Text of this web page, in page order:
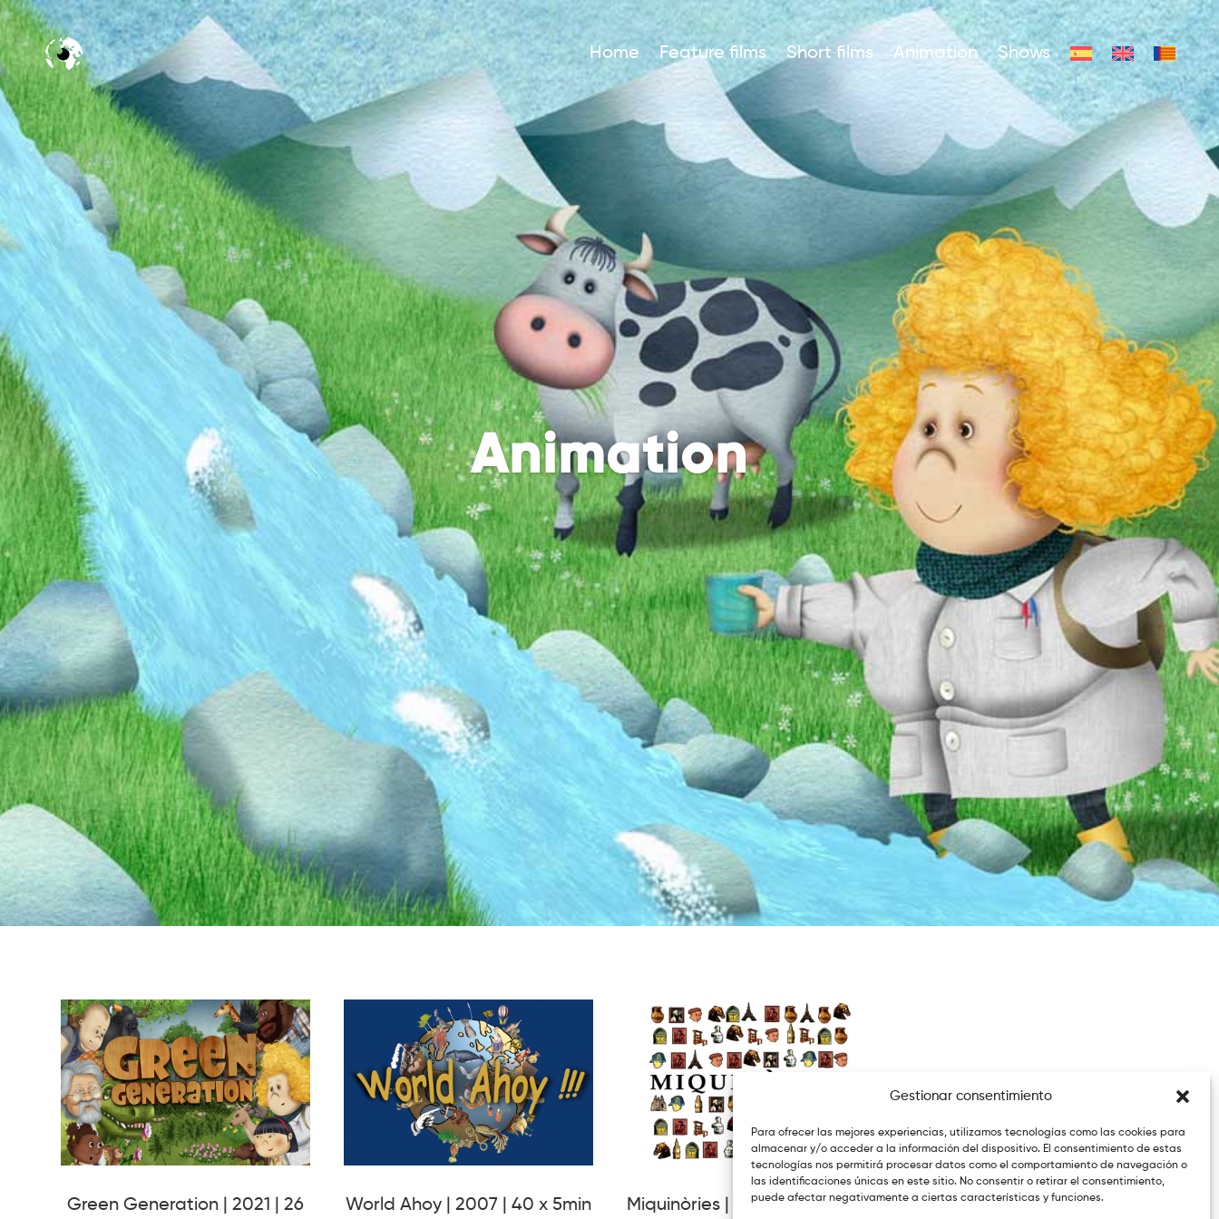
Gestionar consentimiento
Para ofrecer las mejores experiencias, utilizamos tecnologías como las cookies para
almacenar y/o acceder a la información del dispositivo. El consentimiento de estas
tecnologías nos permitirá procesar datos como el comportamiento de navegación o
las identificaciones únicas en este sitio. No consentir o retirar el consentimiento,
puede afectar negativamente a ciertas características y funciones.
Home Feature films Short films Animation Shows
Animation
Green Generation | 2021 | 26
World Ahoy | 2007 | 40 x 5min Miquinòries | 2002 | 100 x 1min